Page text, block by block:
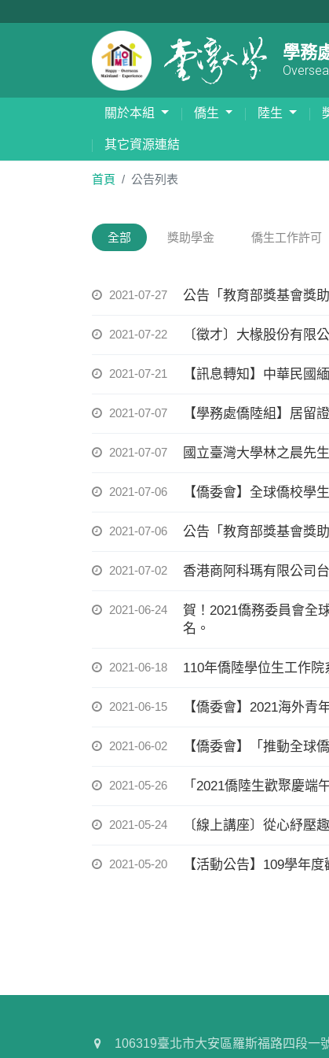
學務
關於本組 僑生 陸生
其它資源連結
首頁 公告列表
全部 獎助學金 僑生工作許可
2021-07-27 公告「教育部獎基會獎
2021-07-22 〔徵才〕大椽股份有限
2021-07-21 【訊息轉知】中華民國
2021-07-07 【學務處僑陸組】居留
2021-07-07 國立臺灣大學林之晨先
2021-07-06 【僑委會】全球僑校學
2021-07-06 公告「教育部獎基會獎
2021-07-02 香港商阿科瑪有限公司
2021-06-24
賀！2021僑務委員會全
名。
2021-06-18 110年僑陸學位生工作
2021-06-15 【僑委會】2021海外青
2021-06-02 【僑委會】「推動全球
2021-05-26 「2021僑陸生歡聚慶端
2021-05-24 〔線上講座〕從心紓壓趣
2021-05-20 【活動公告】109學年
106319臺北市大安區羅斯福路四段一